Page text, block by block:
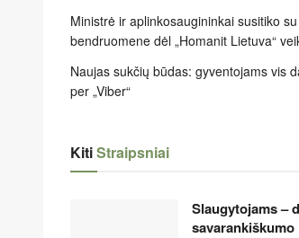
Ministrė ir aplinkosaugininkai susitiko
bendruomene dėl „Homanit Lietuva“
Naujas sukčių būdas: gyventojams vis
per „Viber“
KitiStraipsniai
Slaugytojams –
savarankiškumo